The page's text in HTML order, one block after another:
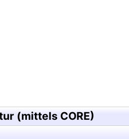
(mittels CORE)